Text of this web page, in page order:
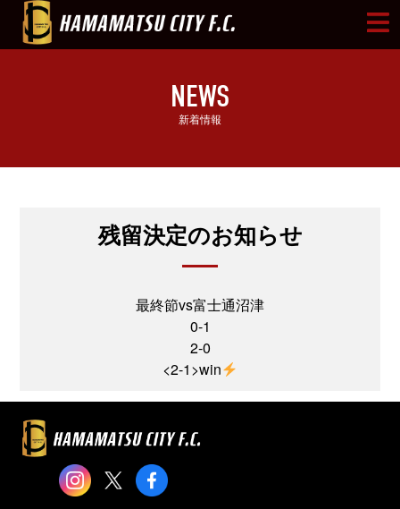
NEWS
新着情報
残留決定のお知らせ
最終節vs富士通沼津
0-1
2-0
<2-1>win